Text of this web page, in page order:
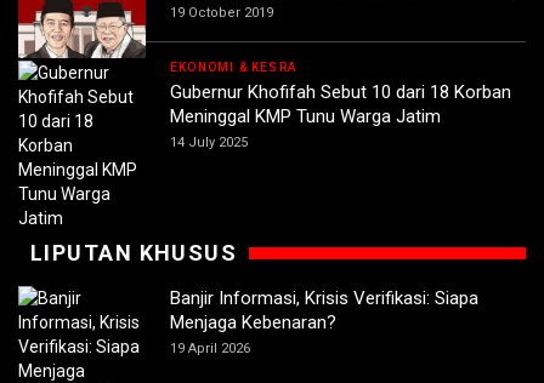
19 October 2019
EKONOMI & KESRA
Gubernur Khofifah Sebut 10 dari 18 Korban
Meninggal KMP Tunu Warga Jatim
14 July 2025
LIPUTAN KHUSUS
Banjir Informasi, Krisis Verifikasi: Siapa
Menjaga Kebenaran?
19 April 2026